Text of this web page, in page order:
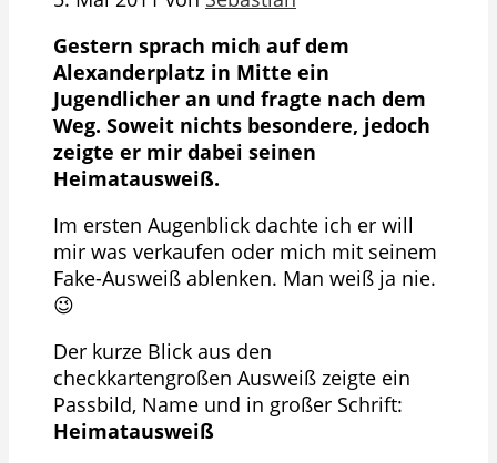
Gestern sprach mich auf dem
Alexanderplatz in Mitte ein
Jugendlicher an und fragte nach dem
Weg. Soweit nichts besondere, jedoch
zeigte er mir dabei seinen
Heimatausweiß.
Im ersten Augenblick dachte ich er will
mir was verkaufen oder mich mit seinem
Fake-Ausweiß ablenken. Man weiß ja nie.
😉
Der kurze Blick aus den
checkkartengroßen Ausweiß zeigte ein
Passbild, Name und in großer Schrift:
Heimatausweiß